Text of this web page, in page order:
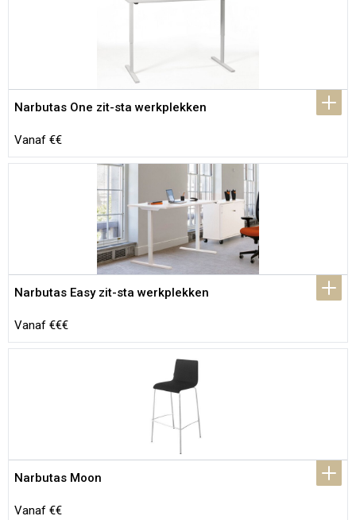
Narbutas One zit-sta werkplekken
Vanaf €€
Narbutas Easy zit-sta werkplekken
Vanaf €€€
Narbutas Moon
Vanaf €€